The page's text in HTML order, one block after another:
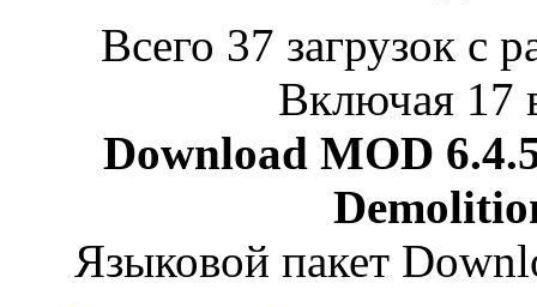
Всего 37 загрузок с
Включая 17
Download MOD
Языковой пакет